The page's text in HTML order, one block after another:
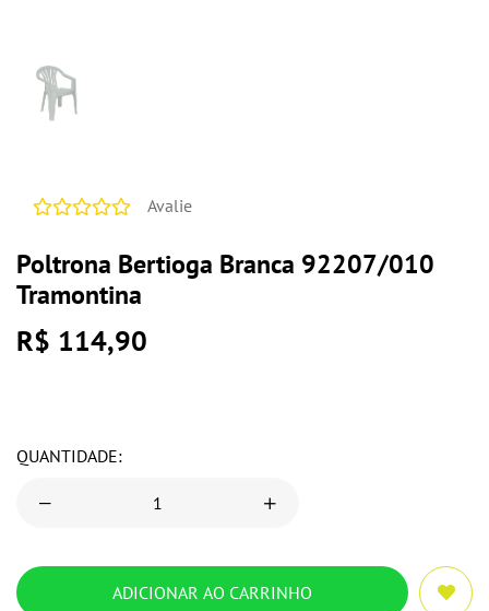
Avalie
Poltrona Bertioga Branca 92207/010
Tramontina
R$ 114,90
QUANTIDADE: